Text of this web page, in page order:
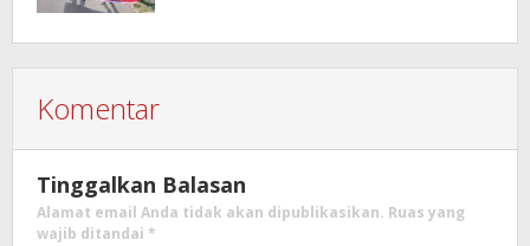
Komentar
Tinggalkan Balasan
Alamat email Anda tidak akan dipublikasikan. Ruas yang
wajib ditandai *